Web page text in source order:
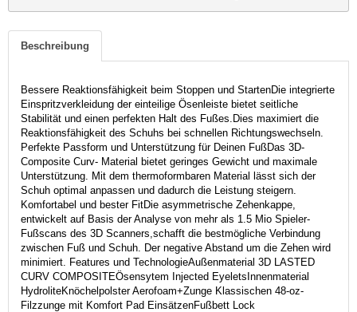
Beschreibung
Bessere Reaktionsfähigkeit beim Stoppen und StartenDie integrierte
Einspritzverkleidung der einteilige Ösenleiste bietet seitliche
Stabilität und einen perfekten Halt des Fußes.Dies maximiert die
Reaktionsfähigkeit des Schuhs bei schnellen Richtungswechseln.
Perfekte Passform und Unterstützung für Deinen FußDas 3D-
Composite Curv- Material bietet geringes Gewicht und maximale
Unterstützung. Mit dem thermoformbaren Material lässt sich der
Schuh optimal anpassen und dadurch die Leistung steigern.
Komfortabel und bester FitDie asymmetrische Zehenkappe,
entwickelt auf Basis der Analyse von mehr als 1.5 Mio Spieler-
Fußscans des 3D Scanners,schafft die bestmögliche Verbindung
zwischen Fuß und Schuh. Der negative Abstand um die Zehen wird
minimiert. Features und TechnologieAußenmaterial 3D LASTED
CURV COMPOSITEÖsensytem Injected EyeletsInnenmaterial
HydroliteKnöchelpolster Aerofoam+Zunge Klassischen 48-oz-
Filzzunge mit Komfort Pad EinsätzenFußbett Lock